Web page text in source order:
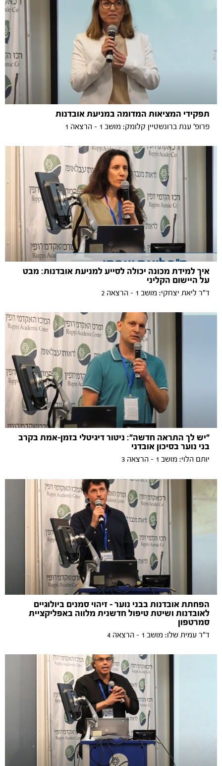
תפקידי המציאות המדומה במניעת אובדנות
פרופ' ענת ברונשטיין קלומק: מושב 1 - הרצאה 1
איך למידת מכונה יכולה לסייע למניעת אובדנות: מבט
על היישום הקליני
ד"ר ליאת יצחקי: מושב 1 - הרצאה 2
"יש לך התראה חדשה": ניטור דיגיטלי בזמן-אמת בקרב
בני נוער בסיכון אובדני
יותם הלוי: מושב 1 - הרצאה 3
הפחתת אובדנות בבני נוער - זיהוי סמנים ביולוגיים
לאובדנות ושיטת טיפול חדשנית מלווה באפליקציית
סמרטפון
ד"ר עמית שלו: מושב 1 - הרצאה 4